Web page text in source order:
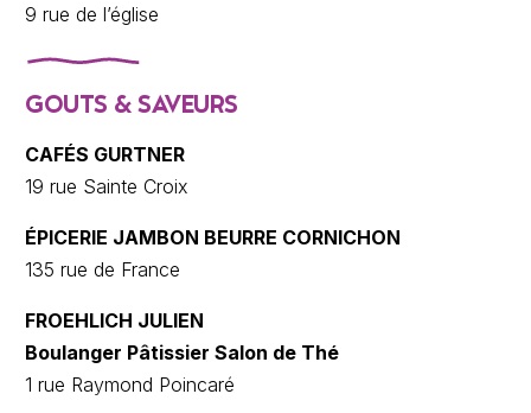
9 rue de l’église
GOUTS & SAVEURS
CAFÉS GURTNER
19 rue Sainte Croix
ÉPICERIE JAMBON BEURRE CORNICHON
135 rue de France
FROEHLICH JULIEN
Boulanger Pâtissier Salon de Thé
1 rue Raymond Poincaré